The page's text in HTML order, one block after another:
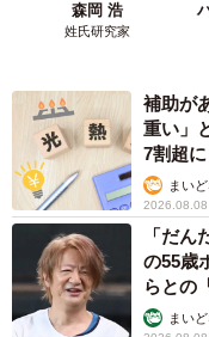
森岡 浩
姓氏研究家
補助が
重い」
7割超に
まい
2026.08.08
「だ
の55歳
らとの
まい